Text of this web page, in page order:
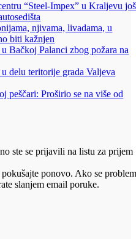
“Steel-Impex” u Kraljevu još
njivama, livadama, u
biti kažnjen
Bačkoj Palanci zbog požara na
delu teritorije grada Valjeva
peščari: Proširio se na više od
ste se prijavili na listu za prijem
ponovo. Ako se
slanjem email poruke.